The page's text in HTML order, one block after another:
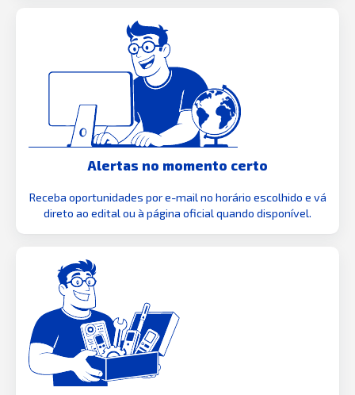
Alertas no momento certo
Receba oportunidades por e-mail no horário escolhido e vá
direto ao edital ou à página oficial quando disponível.